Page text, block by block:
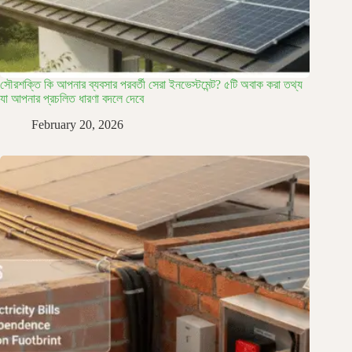
সৌরশক্তি কি আপনার ব্যবসার পরবর্তী সেরা ইনভেস্টমেন্ট? ৫টি অবাক করা তথ্য
যা আপনার প্রচলিত ধারণা বদলে দেবে
February 20, 2026